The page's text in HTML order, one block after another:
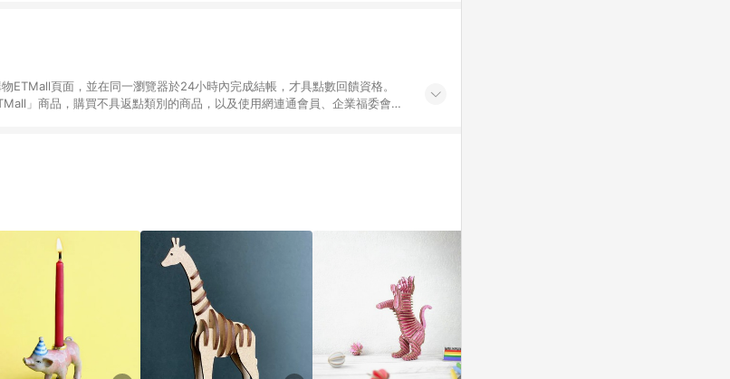
ETMall頁面，並在同一瀏覽器於24小時內完成結帳，才具點數回饋資格。
」商品，購買不具返點類別的商品，以及使用網連通會員、企業福委會員
貨、退款或購物中登出東森購物ETMall，將無法獲得點數回饋。 5. 點數回
最高回饋點數」機制(特殊活動時開放「回饋無上限」)，以同一訂單中同一
格、顏色、價位、贈品與東森購物ETMall銷售網頁不符，以銷售網頁標示為
+180天以內至LINE購物客服洽詢；若超過180天(含)以上進行申訴，恕無法
品使用，或不適用於無回饋商品。各點數紅包之適用商品與使用條件請依點數